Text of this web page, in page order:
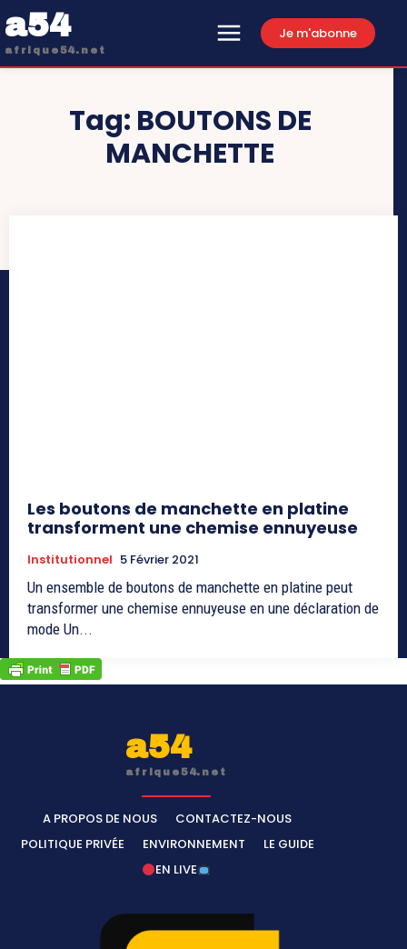
a54
afrique54.net
Je m'abonne
Tag: BOUTONS DE
MANCHETTE
Les boutons de manchette en platine
transforment une chemise ennuyeuse
Institutionnel 5 Février 2021
Un ensemble de boutons de manchette en platine peut
transformer une chemise ennuyeuse en une déclaration de
mode Un...
a54
afrique54.net
A PROPOS DE NOUS
CONTACTEZ-NOUS
POLITIQUE PRIVÉE
ENVIRONNEMENT
LE GUIDE
EN LIVE